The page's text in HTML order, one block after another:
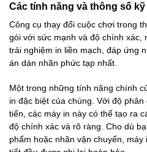
Các tính năng và thông số
Công cụ thay đổi cuộc chơi trong
gói với sức mạnh và độ chính xác,
trải nghiệm in liền mạch, đáp ứng
án dán nhãn phức tạp nhất.
Một trong những tính năng chính
in đặc biệt của chúng. Với độ
tiến, các máy in này có thể tạo ra
độ chính xác và rõ ràng. Cho dù
phẩm hoặc nhãn vận chuyển,